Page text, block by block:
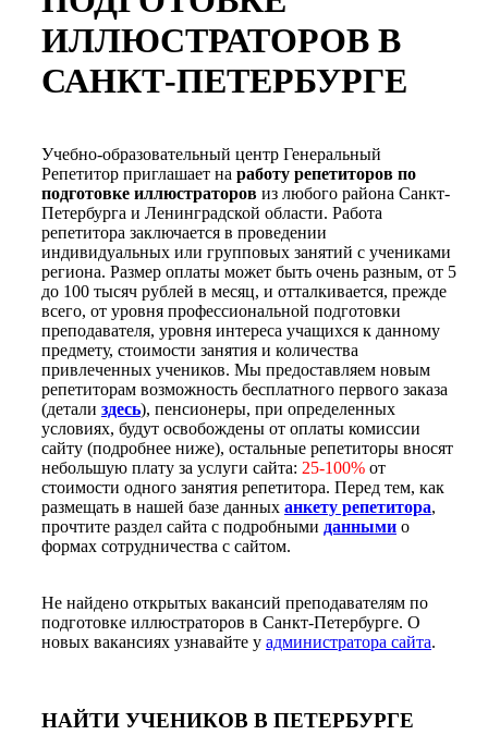
ИЛЛЮСТРАТОРОВ В
САНКТ-ПЕТЕРБУРГЕ
Учебно-образовательный центр Генеральный
Репетитор приглашает на работу репетиторов по
подготовке иллюстраторов из любого района Санкт-
Петербурга и Ленинградской области. Работа
репетитора заключается в проведении
индивидуальных или групповых занятий с учениками
региона. Размер оплаты может быть очень разным, от 5
до 100 тысяч рублей в месяц, и отталкивается, прежде
всего, от уровня профессиональной подготовки
преподавателя, уровня интереса учащихся к данному
предмету, стоимости занятия и количества
привлеченных учеников. Мы предоставляем новым
репетиторам возможность бесплатного первого заказа
(детали здесь), пенсионеры, при определенных
условиях, будут освобождены от оплаты комиссии
сайту (подробнее ниже), остальные репетиторы вносят
небольшую плату за услуги сайта: 25-100% от
стоимости одного занятия репетитора. Перед тем, как
размещать в нашей базе данных анкету репетитора,
прочтите раздел сайта с подробными данными о
формах сотрудничества с сайтом.
Не найдено открытых вакансий преподавателям по
подготовке иллюстраторов в Санкт-Петербурге. О
новых вакансиях узнавайте у администратора сайта.
НАЙТИ УЧЕНИКОВ В ПЕТЕРБУРГЕ